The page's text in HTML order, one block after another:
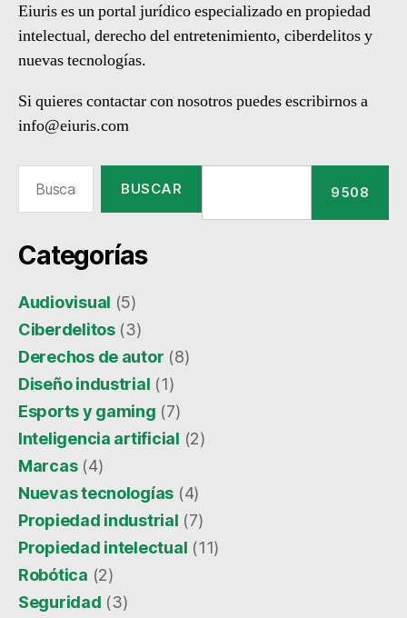
Eiuris es un portal jurídico especializado en propiedad
intelectual, derecho del entretenimiento, ciberdelitos y
nuevas tecnologías.
Si quieres contactar con nosotros puedes escribirnos a
info@eiuris.com
Categorías
Audiovisual (5)
Ciberdelitos(3)
Derechos de autor (8)
Diseño industrial (1)
Esports y gaming (7)
Inteligencia artificial (2)
Marcas(4)
Nuevas tecnologías (4)
Propiedad industrial (7)
Propiedad intelectual (11)
Robótica (2)
Seguridad (3)